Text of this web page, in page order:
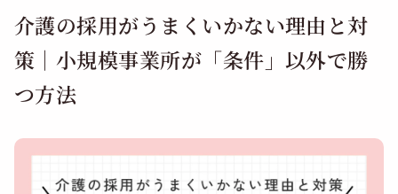
介護の採用がうまくいかない理由と対
策｜小規模事業所が「条件」以外で勝
つ方法